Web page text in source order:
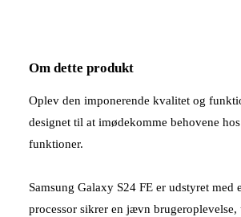
Om dette produkt
Oplev den imponerende kvalitet og
designet til at imødekomme behovene
funktioner.
Samsung Galaxy S24 FE er udstyret
processor sikrer en jævn